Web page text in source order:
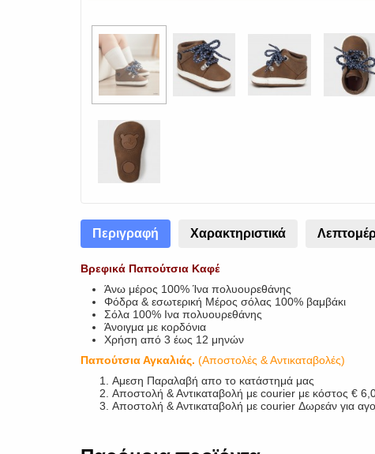
Περιγραφή Χαρακτηριστικά
Βρεφικά Παπούτσια Καφέ
Άνω μέρος 100% Ίνα πολυουρεθάνης
Φόδρα & εσωτερική Μέρος σόλας 100% βαμβάκι
Σόλα 100% Ινα πολυουρεθάνης
Άνοιγμα με κορδόνια
Χρήση από 3 έως 12 μηνών
Παπούτσια Αγκαλιάς. (Αποστολές & Αντικαταβολές)
Αμεση Παραλαβή απο το κατάστημά μας
Αποστολή & Αντικαταβολή με courier με κόστος €
Αποστολή & Αντικαταβολή με courier Δωρεάν για